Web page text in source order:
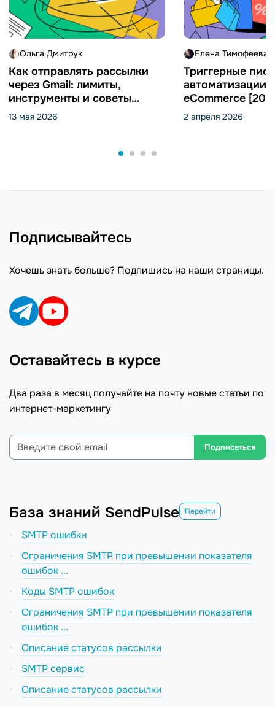
Ольга Дмитрук
Как отправлять рассылки
через Gmail: лимиты,
инструменты и советы
[2026]
13 мая 2026
Елена Тимофеева
Триггерные
автоматизации
eCommerce
2 апреля 2026
Подписывайтесь
Хочешь знать больше? Подпишись на наши страницы.
Оставайтесь в курсе
Два раза в месяц получайте на почту новые статьи по
интернет-маркетингу
Подписаться
База знаний SendPulse Перейти
SMTP ошибки
Ограничения SMTP при превышении показателя
ошибок ...
Коды SMTP ошибок
Ограничения SMTP при превышении показателя
ошибок ...
Описание статусов рассылки
SMTP сервис
Описание статусов рассылки